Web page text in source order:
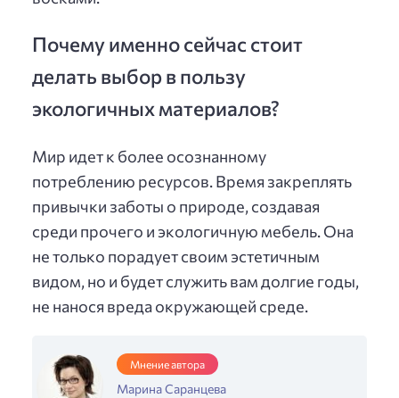
Почему именно сейчас стоит
делать выбор в пользу
экологичных материалов?
Мир идет к более осознанному
потреблению ресурсов. Время закреплять
привычки заботы о природе, создавая
среди прочего и экологичную мебель. Она
не только порадует своим эстетичным
видом, но и будет служить вам долгие годы,
не нанося вреда окружающей среде.
Мнение автора
Марина Саранцева